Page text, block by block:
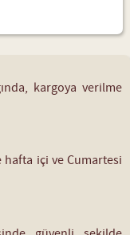
kargoya verilme
içi ve Cumartesi